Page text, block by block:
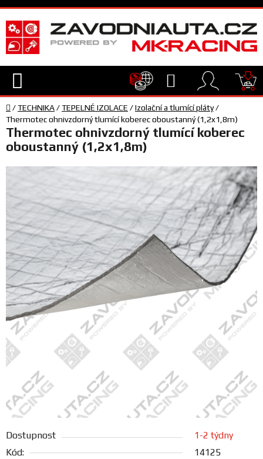
Přejít
na
obsah
Hledat
TECHNIKA
VYBAVENÍ
TÝM
A
SERVIS
FANOUŠCI
Profil
firmy
Obchodní
podmínky
Doprava
Blog
Domů
/TECHNIKA/TEPELNÉ IZOLACE /Izolační a tlumící pláty/
Thermotec ohnivzdorný tlumící koberec oboustanný (1,2x1,8m)
Dostupnost
1-2 týdny
Kód:
14125
Thermotec ohnivzdorný tlumící koberec
oboustanný (1,2x1,8m)